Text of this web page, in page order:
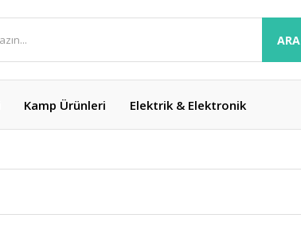
ARA
Kamp Ürünleri Elektrik & Elektronik